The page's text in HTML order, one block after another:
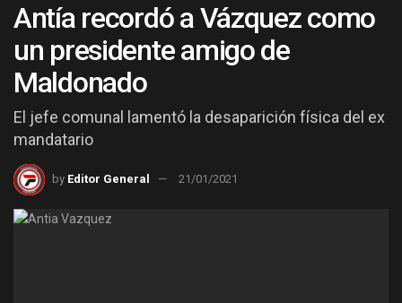
Antía recordó a Vázquez como
un presidente amigo de
Maldonado
El jefe comunal lamentó la desaparición física del ex
mandatario
by Editor General 21/01/2021